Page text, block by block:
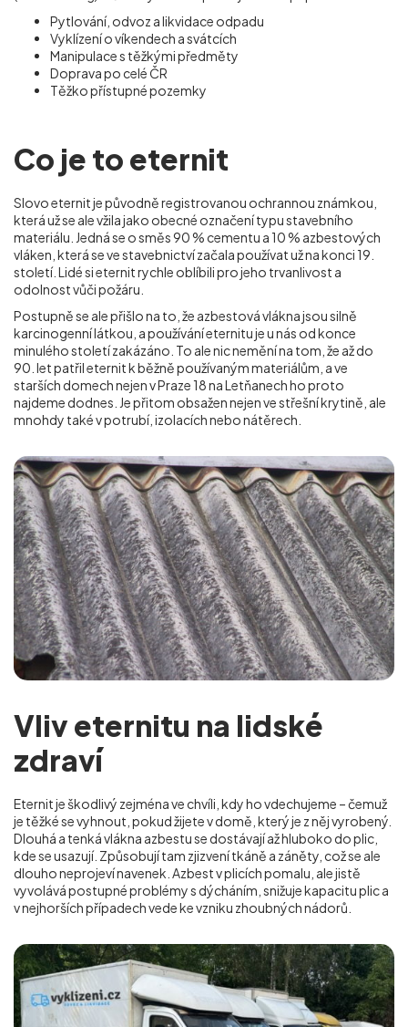
Pytlování, odvoz a likvidace odpadu
Vyklízení o víkendech a svátcích
Manipulace s těžkými předměty
Doprava po celé ČR
Těžko přístupné pozemky
Co je to eternit
Slovo eternit je původně registrovanou ochrannou známkou,
která už se ale vžila jako obecné označení typu stavebního
materiálu. Jedná se o směs 90 % cementu a 10 % azbestových
vláken, která se ve stavebnictví začala používat už na konci 19.
století. Lidé si eternit rychle oblíbili pro jeho trvanlivost a
odolnost vůči požáru.
Postupně se ale přišlo na to, že azbestová vlákna jsou silně
karcinogenní látkou, a používání eternitu je u nás od konce
minulého století zakázáno. To ale nic nemění na tom, že až do
90. let patřil eternit k běžně používaným materiálům, a ve
starších domech nejen v Praze 18 na Letňanech ho proto
najdeme dodnes. Je přitom obsažen nejen ve střešní krytině, ale
mnohdy také v potrubí, izolacích nebo nátěrech.
Vliv eternitu na lidské
zdraví
Eternit je škodlivý zejména ve chvíli, kdy ho vdechujeme – čemuž
je těžké se vyhnout, pokud žijete v domě, který je z něj vyrobený.
Dlouhá a tenká vlákna azbestu se dostávají až hluboko do plic,
kde se usazují. Způsobují tam zjizvení tkáně a záněty, což se ale
dlouho neprojeví navenek. Azbest v plicích pomalu, ale jistě
vyvolává postupné problémy s dýcháním, snižuje kapacitu plic a
v nejhorších případech vede ke vzniku zhoubných nádorů.